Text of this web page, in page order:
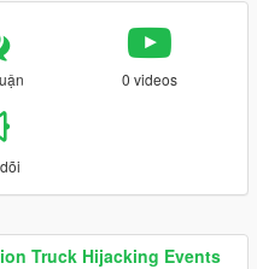
0 videos
Truck Hijacking Events